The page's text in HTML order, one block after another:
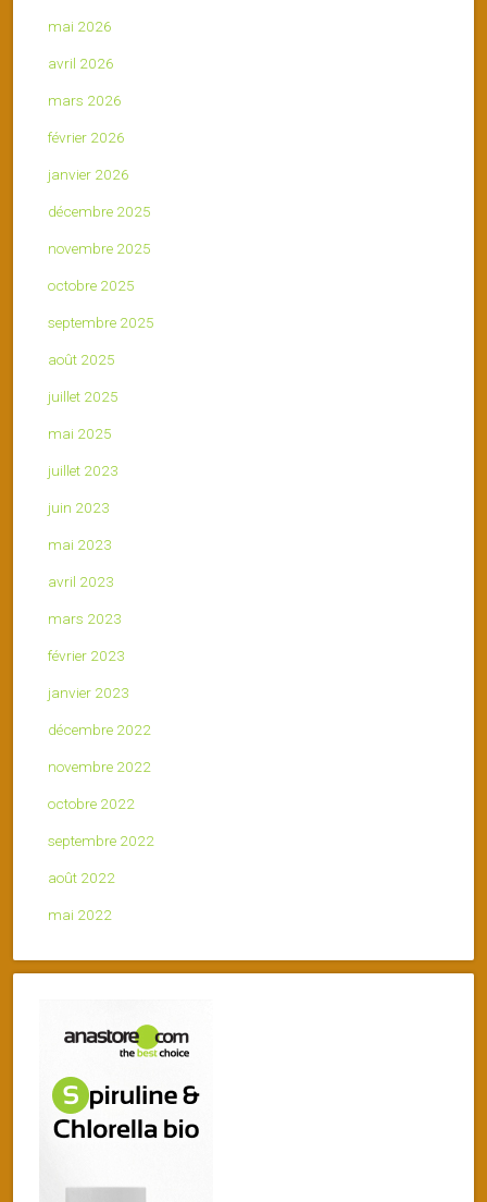
mai 2026
avril 2026
mars 2026
février 2026
janvier 2026
décembre 2025
novembre 2025
octobre 2025
septembre 2025
août 2025
juillet 2025
mai 2025
juillet 2023
juin 2023
mai 2023
avril 2023
mars 2023
février 2023
janvier 2023
décembre 2022
novembre 2022
octobre 2022
septembre 2022
août 2022
mai 2022